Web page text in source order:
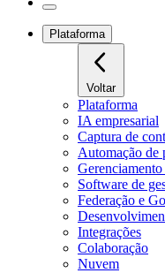
Plataforma
Voltar
Plataforma
IA empresarial
Captura de
Automação de
Software de
Federação e
Integrações
Colaboração
Nuvem